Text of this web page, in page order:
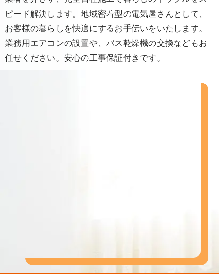
ピード解決します。地域密着型の電気屋さんとして、
お客様の暮らしを快適にするお手伝いをいたします。
業務用エアコンの設置や、バス乾燥機の交換などもお
任せください。安心の工事保証付きです。